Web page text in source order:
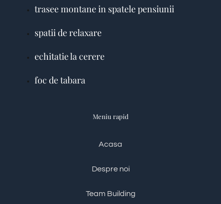
trasee montane in spatele pensiunii
spatii de relaxare
echitatie la cerere
foc de tabara
Meniu rapid
Acasa
Despre noi
Team Building